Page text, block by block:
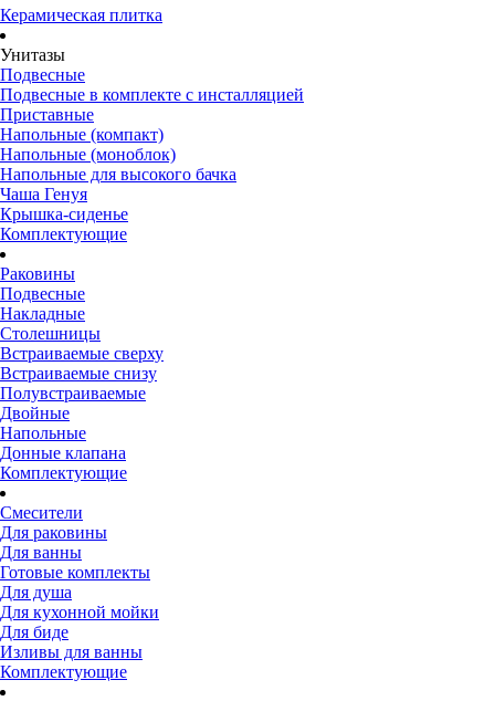
Керамическая плитка
Унитазы
Подвесные
Подвесные в комплекте с инсталляцией
Приставные
Напольные (компакт)
Напольные (моноблок)
Напольные для высокого бачка
Чаша Генуя
Крышка-сиденье
Комплектующие
Раковины
Подвесные
Накладные
Столешницы
Встраиваемые сверху
Встраиваемые снизу
Полувстраиваемые
Двойные
Напольные
Донные клапана
Комплектующие
Смесители
Для раковины
Для ванны
Готовые комплекты
Для душа
Для кухонной мойки
Для биде
Изливы для ванны
Комплектующие